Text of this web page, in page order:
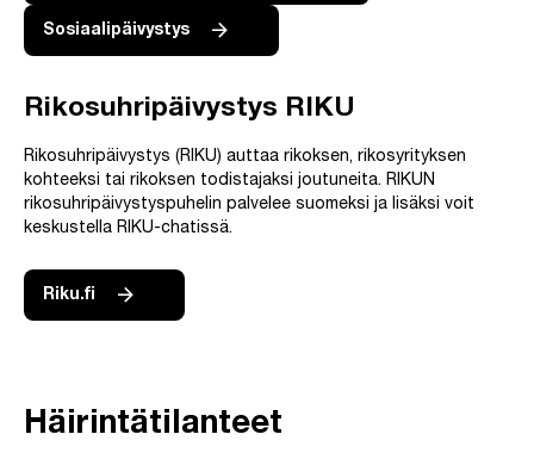
Sosiaalipäivystys
Rikosuhripäivystys RIKU
Rikosuhripäivystys (RIKU) auttaa rikoksen, rikosyrityksen
kohteeksi tai rikoksen todistajaksi joutuneita. RIKUN
rikosuhripäivystyspuhelin palvelee suomeksi ja lisäksi voit
keskustella RIKU-chatissä.
Riku.fi
Häirintätilanteet